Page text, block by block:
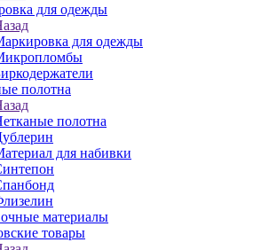
для одежды
для одежды
полотна
полотна
для набивки
материалы
товары